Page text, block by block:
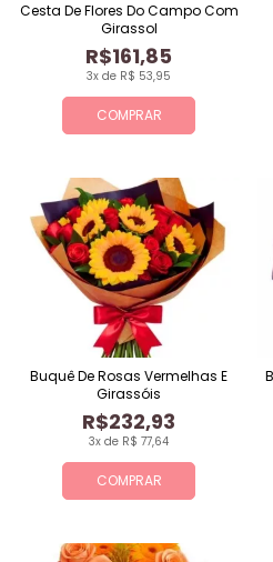
COMPRAR
3x de R$ 53,95
R$161,85
Cesta De Flores Do Campo Com
Girassol
COMPRAR
3x de R$ 77,64
R$232,93
Buquê De Rosas Vermelhas E
Girassóis